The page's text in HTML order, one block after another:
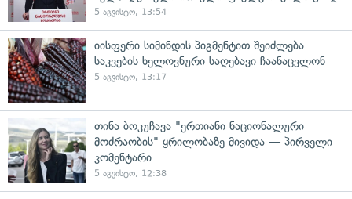
5 აგვისტო, 13:54
იისფერი სიმინდის პიგმენტით შეიძლება
საკვების ხელოვნური საღებავი ჩაანაცვლონ
5 აგვისტო, 13:17
თინა ბოკუჩავა "ერთიანი ნაციონალური
მოძრაობის" ყრილობაზე მივიდა — პირველი
კომენტარი
5 აგვისტო, 12:38